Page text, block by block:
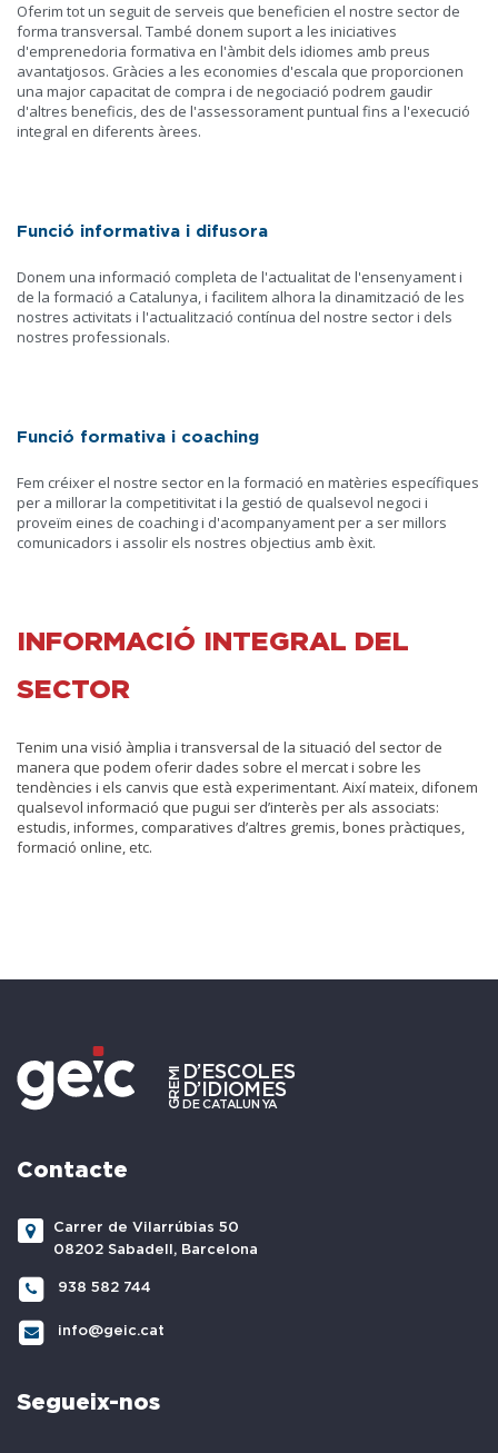
Oferim tot un seguit de serveis que beneficien el nostre sector de
forma transversal. També donem suport a les iniciatives
d'emprenedoria formativa en l'àmbit dels idiomes amb preus
avantatjosos. Gràcies a les economies d'escala que proporcionen
una major capacitat de compra i de negociació podrem gaudir
d'altres beneficis, des de l'assessorament puntual fins a l'execució
integral en diferents àrees.
Funció informativa i difusora
Donem una informació completa de l'actualitat de l'ensenyament i
de la formació a Catalunya, i facilitem alhora la dinamització de les
nostres activitats i l'actualització contínua del nostre sector i dels
nostres professionals.
Funció formativa i coaching
Fem créixer el nostre sector en la formació en matèries específiques
per a millorar la competitivitat i la gestió de qualsevol negoci i
proveïm eines de coaching i d'acompanyament per a ser millors
comunicadors i assolir els nostres objectius amb èxit.
INFORMACIÓ INTEGRAL DEL
SECTOR
Tenim una visió àmplia i transversal de la situació del sector de
manera que podem oferir dades sobre el mercat i sobre les
tendències i els canvis que està experimentant. Així mateix, difonem
qualsevol informació que pugui ser d’interès per als associats:
estudis, informes, comparatives d’altres gremis, bones pràctiques,
formació online, etc.
Contacte
Carrer de Vilarrúbias 50
08202 Sabadell, Barcelona
938 582 744
info@geic.cat
Segueix-nos